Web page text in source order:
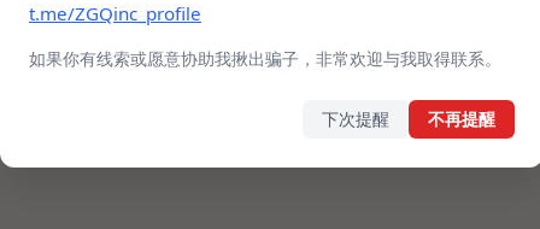
t.me/ZGQinc_profile
如果你有线索或愿意协助我揪出骗子，非常欢迎与我取得联系。
下次提醒 不再提醒